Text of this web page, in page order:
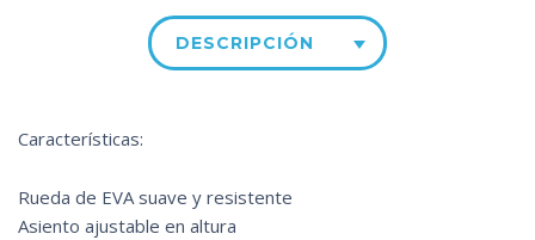
DESCRIPCIÓN
Características:
Rueda de EVA suave y resistente
Asiento ajustable en altura